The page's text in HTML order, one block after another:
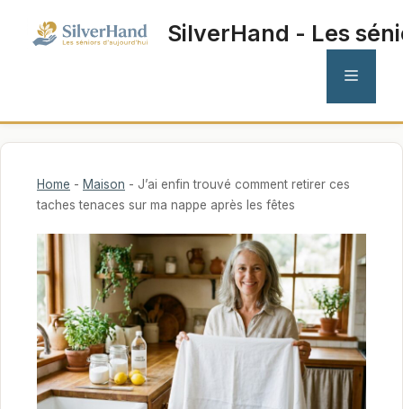
SilverHand - Les
MENU
Home - Maison - J’ai enfin trouvé comment retirer ces
taches tenaces sur ma nappe après les fêtes